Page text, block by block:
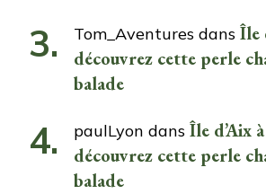
Tom_Aventures dans Île
découvrez cette perle
balade
paulLyon dans Île d’Aix
découvrez cette perle
balade